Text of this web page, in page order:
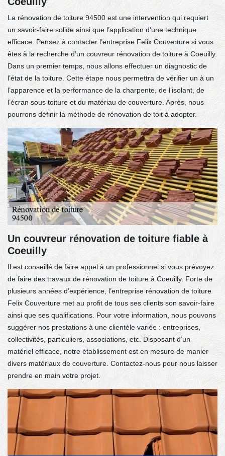
La rénovation de toiture 94500 est une intervention qui requiert
un savoir-faire solide ainsi que l’application d’une technique
efficace. Pensez à contacter l’entreprise Felix Couverture si vous
êtes à la recherche d’un couvreur rénovation de toiture à Coeuilly.
Dans un premier temps, nous allons effectuer un diagnostic de
l’état de la toiture. Cette étape nous permettra de vérifier un à un
l’apparence et la performance de la charpente, de l’isolant, de
l’écran sous toiture et du matériau de couverture. Après, nous
pourrons définir la méthode de rénovation de toit à adopter.
Un couvreur rénovation de toiture fiable à
Coeuilly
Il est conseillé de faire appel à un professionnel si vous prévoyez
de faire des travaux de rénovation de toiture à Coeuilly. Forte de
plusieurs années d’expérience, l’entreprise rénovation de toiture
Felix Couverture met au profit de tous ses clients son savoir-faire
ainsi que ses qualifications. Pour votre information, nous pouvons
suggérer nos prestations à une clientèle variée : entreprises,
collectivités, particuliers, associations, etc. Disposant d’un
matériel efficace, notre établissement est en mesure de manier
divers matériaux de couverture. Contactez-nous pour nous laisser
prendre en main votre projet.